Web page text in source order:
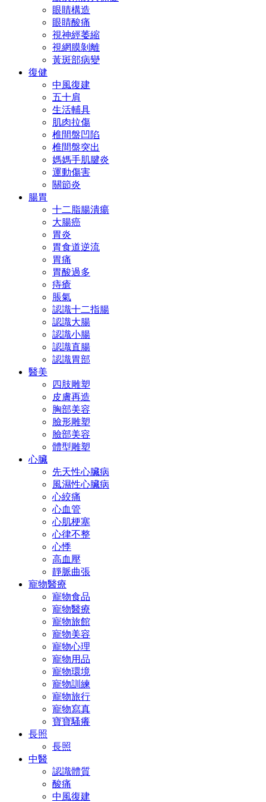
眼睛構造
眼睛酸痛
視神經萎縮
視網膜剝離
黃斑部病變
復健
中風復建
五十肩
生活輔具
肌肉拉傷
椎間盤凹陷
椎間盤突出
媽媽手肌腱炎
運動傷害
關節炎
腸胃
十二脂腸潰瘍
大腸癌
胃炎
胃食道逆流
胃痛
胃酸過多
痔瘡
脹氣
認識十二指腸
認識大腸
認識小腸
認識直腸
認識胃部
醫美
四肢雕塑
皮膚再造
胸部美容
臉形雕塑
臉部美容
體型雕塑
心臟
先天性心臟病
風濕性心臟病
心絞痛
心血管
心肌梗塞
心律不整
心悸
高血壓
靜脈曲張
寵物醫療
寵物食品
寵物醫療
寵物旅館
寵物美容
寵物心理
寵物用品
寵物環境
寵物訓練
寵物旅行
寵物寫真
寶寶騷癢
長照
長照
中醫
認識體質
酸痛
中風復建